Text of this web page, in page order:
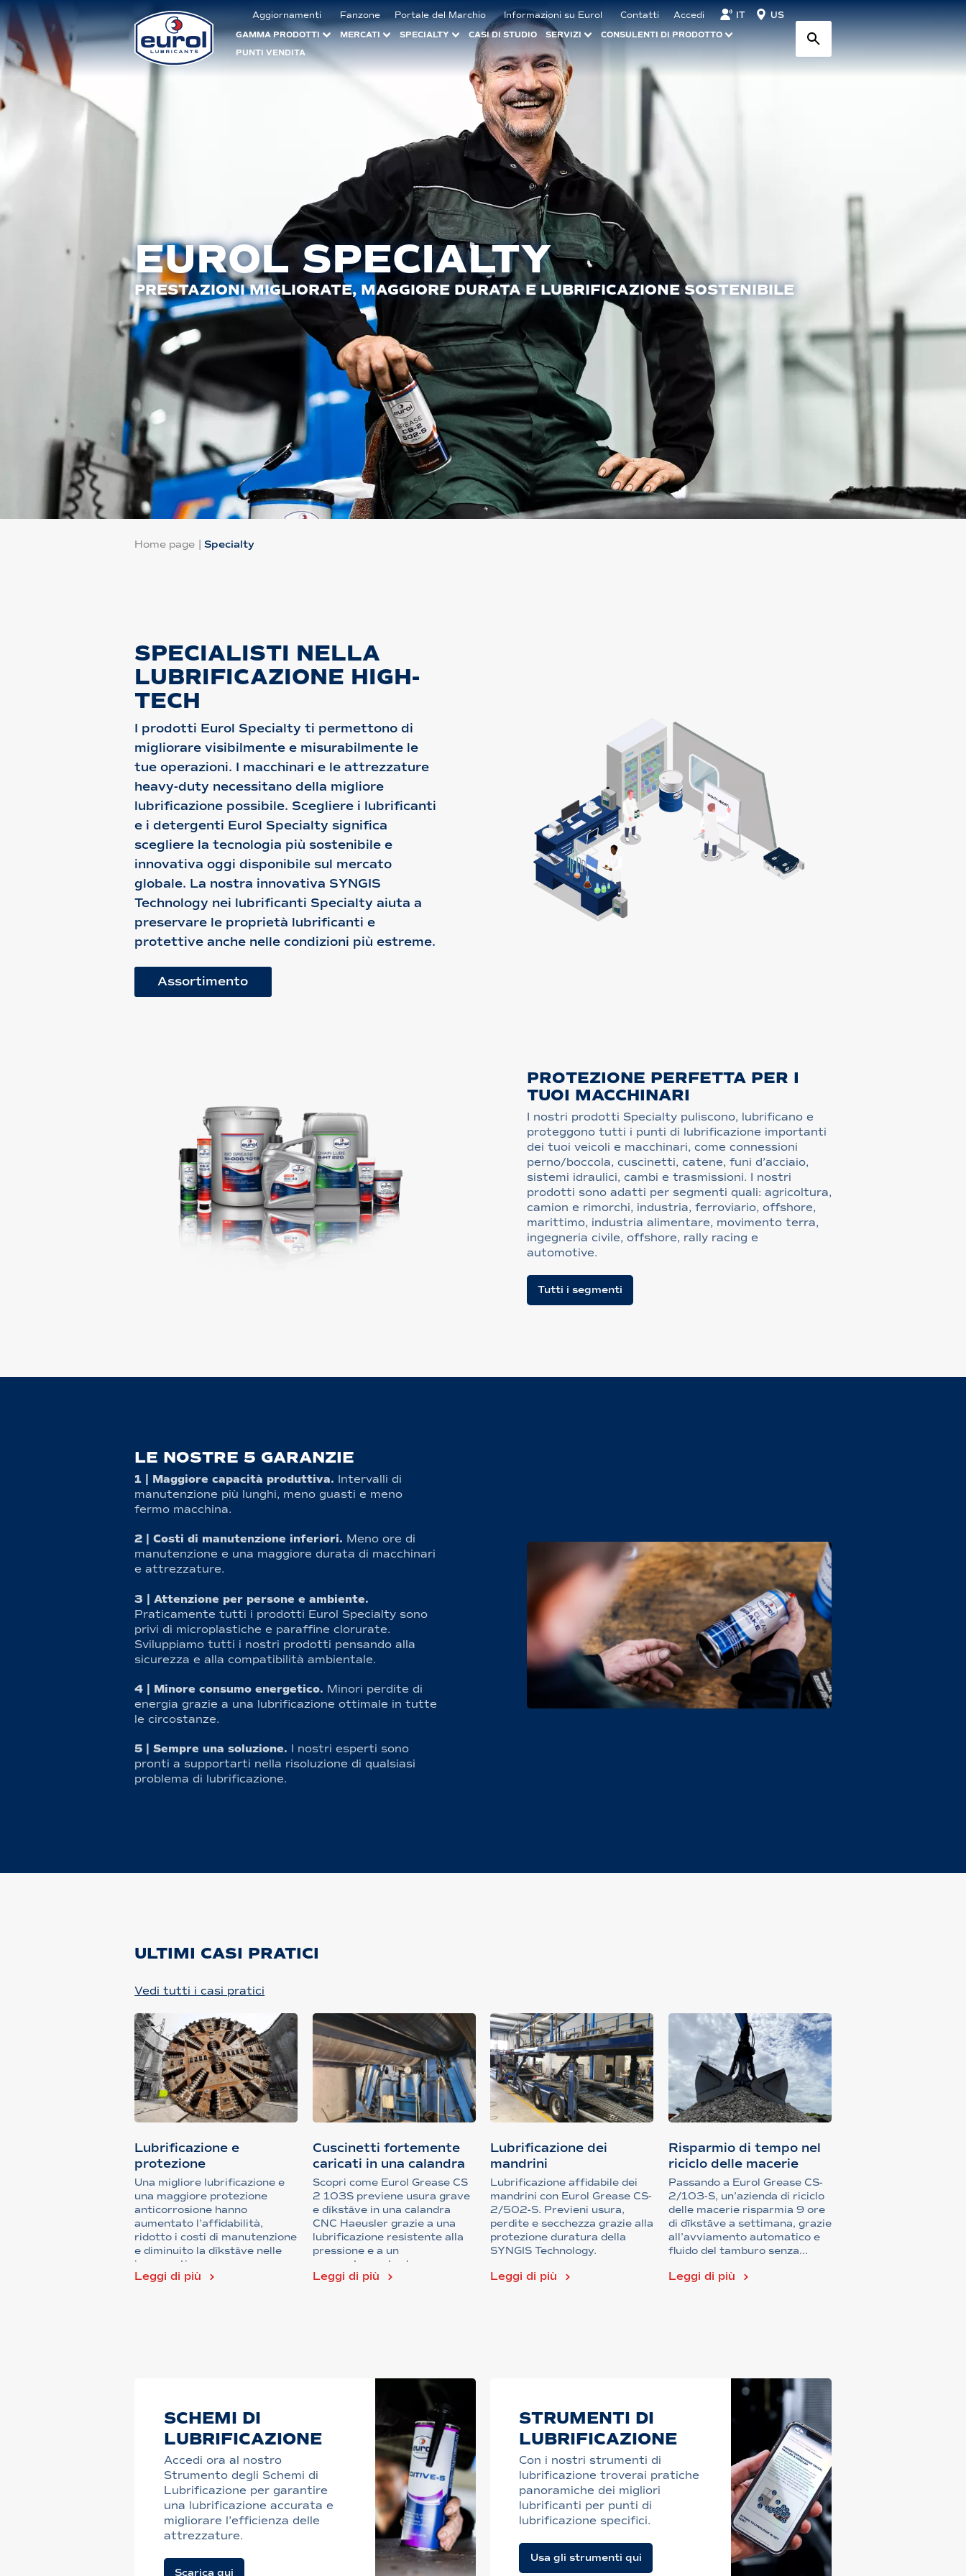
Aggiornamenti Fanzone Portale del Marchio Informazioni su Eurol Contatti Accedi IT US
GAMMA PRODOTTI MERCATI SPECIALTY CASI DI STUDIO SERVIZI
CONSULENTI DI PRODOTTO
PUNTI VENDITA
EUROL SPECIALTY
PRESTAZIONI MIGLIORATE, MAGGIORE DURATA E LUBRIFICAZIONE SOSTENIBILE
Home page |Specialty
SPECIALISTI NELLA
LUBRIFICAZIONE HIGH-
TECH
I prodotti Eurol Specialty ti permettono di
migliorare visibilmente e misurabilmente le
tue operazioni. I macchinari e le attrezzature
heavy-duty necessitano della migliore
lubrificazione possibile. Scegliere i lubrificanti
e i detergenti Eurol Specialty significa
scegliere la tecnologia più sostenibile e
innovativa oggi disponibile sul mercato
globale. La nostra innovativa SYNGIS
Technology nei lubrificanti Specialty aiuta a
preservare le proprietà lubrificanti e
protettive anche nelle condizioni più estreme.
Assortimento
PROTEZIONE PERFETTA PER I
TUOI MACCHINARI
I nostri prodotti Specialty puliscono, lubrificano e
proteggono tutti i punti di lubrificazione importanti
dei tuoi veicoli e macchinari, come connessioni
perno/boccola, cuscinetti, catene, funi d’acciaio,
sistemi idraulici, cambi e trasmissioni. I nostri
prodotti sono adatti per segmenti quali: agricoltura,
camion e rimorchi, industria, ferroviario, offshore,
marittimo, industria alimentare, movimento terra,
ingegneria civile, offshore, rally racing e
automotive.
Tutti i segmenti
LE NOSTRE 5 GARANZIE
1 | Maggiore capacità produttiva. Intervalli di
manutenzione più lunghi, meno guasti e meno
fermo macchina.
2 | Costi di manutenzione inferiori. Meno ore di
manutenzione e una maggiore durata di macchinari
e attrezzature.
3 | Attenzione per persone e ambiente.
Praticamente tutti i prodotti Eurol Specialty sono
privi di microplastiche e paraffine clorurate.
Sviluppiamo tutti i nostri prodotti pensando alla
sicurezza e alla compatibilità ambientale.
4 | Minore consumo energetico. Minori perdite di
energia grazie a una lubrificazione ottimale in tutte
le circostanze.
5 | Sempre una soluzione. I nostri esperti sono
pronti a supportarti nella risoluzione di qualsiasi
problema di lubrificazione.
ULTIMI CASI PRATICI
Vedi tutti i casi pratici
Lubrificazione e
protezione
anticorrosione di una ...
Una migliore lubrificazione e
una maggiore protezione
anticorrosione hanno
aumentato l’affidabilità,
ridotto i costi di manutenzione
e diminuito la dīkstāve nelle
impegnati...
Leggi di più
Cuscinetti fortemente
caricati in una calandra
Scopri come Eurol Grease CS
2 103S previene usura grave
e dīkstāve in una calandra
CNC Haeusler grazie a una
lubrificazione resistente alla
pressione e a un
comportamento d...
Leggi di più
Lubrificazione dei
mandrini
Lubrificazione affidabile dei
mandrini con Eurol Grease CS-
2/502-S. Previeni usura,
perdite e secchezza grazie alla
protezione duratura della
SYNGIS Technology.
Leggi di più
Risparmio di tempo nel
riciclo delle macerie
Passando a Eurol Grease CS-
2/103-S, un’azienda di riciclo
delle macerie risparmia 9 ore
di dīkstāve a settimana, grazie
all’avviamento automatico e
fluido del tamburo senza...
Leggi di più
SCHEMI DI
LUBRIFICAZIONE
Accedi ora al nostro
Strumento degli Schemi di
Lubrificazione per garantire
una lubrificazione accurata e
migliorare l’efficienza delle
attrezzature.
Scarica qui
STRUMENTI DI
LUBRIFICAZIONE
Con i nostri strumenti di
lubrificazione troverai pratiche
panoramiche dei migliori
lubrificanti per punti di
lubrificazione specifici.
Usa gli strumenti qui